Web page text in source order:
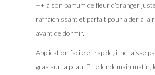
++ à son parfum de fleur d’oranger
rafraichissant et parfait pour aider à la
avant de dormir.
Application facile et rapide, il ne laisse
gras sur la peau. Et le lendemain matin,